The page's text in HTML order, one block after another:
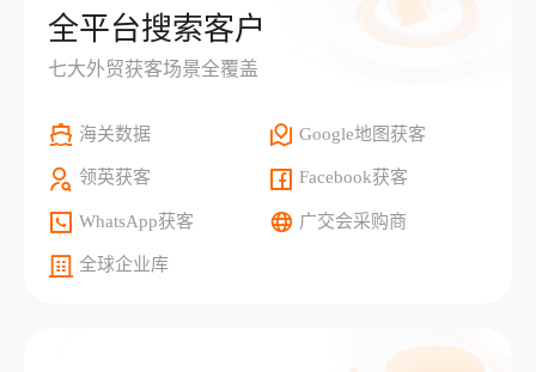
全平台搜索客户
七大外贸获客场景全覆盖
海关数据 Google地图获客
领英获客 Facebook获客
WhatsApp获客 广交会采购商
全球企业库